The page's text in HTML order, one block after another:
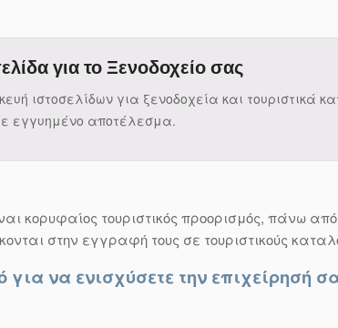
για το Ξενοδοχείο σας
ιστοσελίδων για ξενοδοχεία και τουριστικά
εγγυημένο αποτέλεσμα.
κορυφαίος τουριστικός προορισμός, πάνω από
στην εγγραφή τους σε τουριστικούς
για να ενισχύσετε την επιχείρησή